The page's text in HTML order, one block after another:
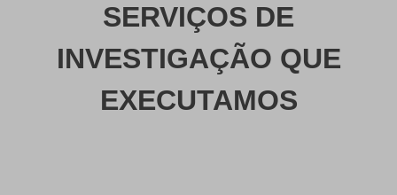
SERVIÇOS DE
INVESTIGAÇÃO QUE
EXECUTAMOS